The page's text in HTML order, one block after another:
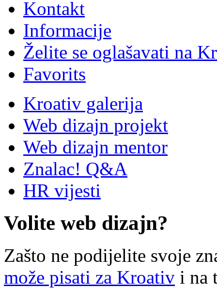
Kontakt
Informacije
Želite se oglašavati na
Favorits
Kroativ galerija
Web dizajn projekt
Web dizajn mentor
Znalac! Q&A
HR vijesti
Volite web dizajn?
Zašto ne podijelite svoje
može pisati za Kroativ i na